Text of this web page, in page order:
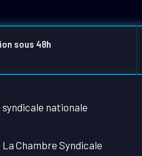
sous 48h
Chambre Syndicale